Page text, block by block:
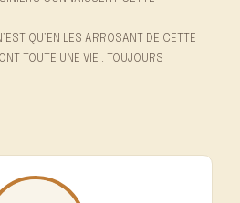
QU’EN LES ARROSANT DE CETTE
TOUTE UNE VIE : TOUJOURS